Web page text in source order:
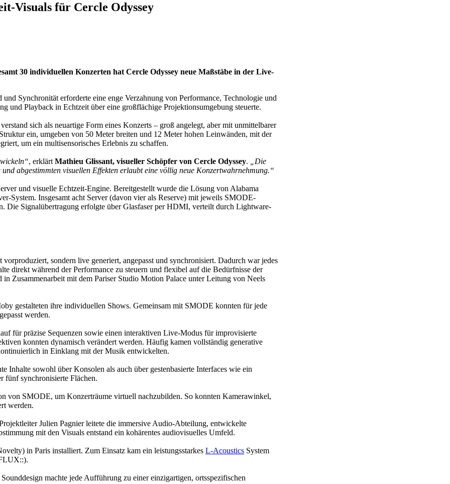
Visuals für Cercle Odyssey
30 individuellen Konzerten hat Cercle Odyssey neue Maßstäbe in der Live-
Synchronität erforderte eine enge Verzahnung von Performance, Technologie und
und Playback in Echtzeit über eine großflächige Projektionsumgebung steuerte.
sich als neuartige Form eines Konzerts – groß angelegt, aber mit unmittelbarer
ein, umgeben von 50 Meter breiten und 12 Meter hohen Leinwänden, mit der
um ein multisensorisches Erlebnis zu schaffen.
, erklärt Mathieu Glissant, visueller Schöpfer von Cercle Odyssey.
„Die
abgestimmten visuellen Effekten erlaubt eine völlig neue Konzertwahrnehmung.“
und visuelle Echtzeit-Engine. Bereitgestellt wurde die Lösung von Alabama
System. Insgesamt acht Server (davon vier als Reserve) mit jeweils SMODE-
Die Signalübertragung erfolgte über Glasfaser per HDMI, verteilt durch Lightware-
sondern live generiert, angepasst und synchronisiert. Dadurch war jedes
direkt während der Performance zu steuern und flexibel auf die Bedürfnisse der
Zusammenarbeit mit dem Pariser Studio Motion Palace unter Leitung von Neels
gestalteten ihre individuellen Shows. Gemeinsam mit SMODE konnten für jede
werden.
für präzise Sequenzen sowie einen interaktiven Live-Modus für improvisierte
konnten dynamisch verändert werden. Häufig kamen vollständig generative
in Einklang mit der Musik entwickelten.
sowohl über Konsolen als auch über gestenbasierte Interfaces wie ein
fünf synchronisierte Flächen.
von SMODE, um Konzerträume virtuell nachzubilden. So konnten Kamerawinkel,
werden.
Julien Pagnier leitete die immersive Audio-Abteilung, entwickelte
mit den Visuals entstand ein kohärentes audiovisuelles Umfeld.
in Paris installiert. Zum Einsatz kam ein leistungsstarkes L-Acoustics System
machte jede Aufführung zu einer einzigartigen, ortsspezifischen